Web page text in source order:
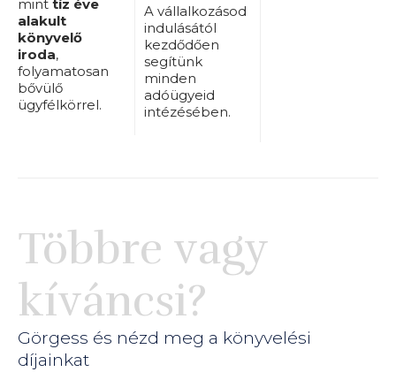
mint tíz éve
alakult
könyvelő
iroda,
folyamatosan
bővülő
ügyfélkörrel.
A vállalkozásod
indulásától
kezdődően
segítünk
minden
adóügyeid
intézésében.
Többre vagy
kíváncsi?
Görgess és nézd meg a könyvelési
díjainkat